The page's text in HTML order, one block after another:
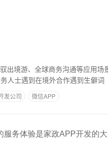
出境游、全球商务沟通等应用场
人士遇到在境外合作遇到生僻词
发公司
微信APP
务体验是家政APP开发的